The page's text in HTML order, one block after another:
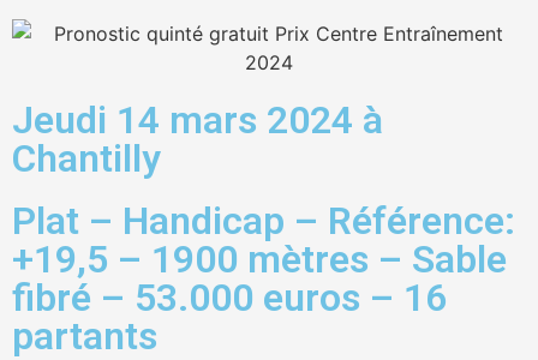
Jeudi 14 mars 2024 à
Chantilly
Plat – Handicap – Référence:
+19,5 – 1900 mètres – Sable
fibré – 53.000 euros – 16
partants